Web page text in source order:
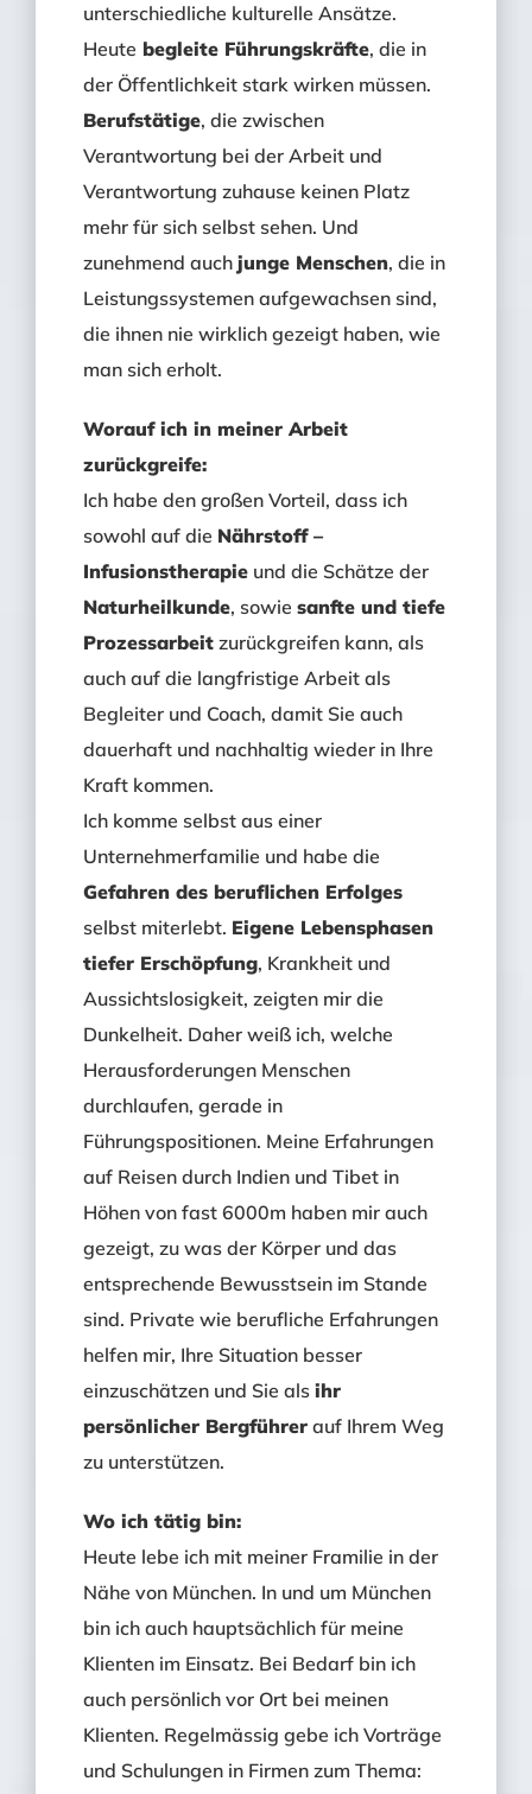
unterschiedliche kulturelle Ansätze.
Heute begleite Führungskräfte, die in
der Öffentlichkeit stark wirken müssen.
Berufstätige, die zwischen
Verantwortung bei der Arbeit und
Verantwortung zuhause keinen Platz
mehr für sich selbst sehen. Und
zunehmend auch junge Menschen, die in
Leistungssystemen aufgewachsen sind,
die ihnen nie wirklich gezeigt haben, wie
man sich erholt.
Worauf ich in meiner Arbeit
zurückgreife:
Ich habe den großen Vorteil, dass ich
sowohl auf die Nährstoff –
Infusionstherapie und die Schätze der
Naturheilkunde, sowie sanfte und tiefe
Prozessarbeit zurückgreifen kann, als
auch auf die langfristige Arbeit als
Begleiter und Coach, damit Sie auch
dauerhaft und nachhaltig wieder in Ihre
Kraft kommen.
Ich komme selbst aus einer
Unternehmerfamilie und habe die
Gefahren des beruflichen Erfolges
selbst miterlebt. Eigene Lebensphasen
tiefer Erschöpfung, Krankheit und
Aussichtslosigkeit, zeigten mir die
Dunkelheit. Daher weiß ich, welche
Herausforderungen Menschen
durchlaufen, gerade in
Führungspositionen. Meine Erfahrungen
auf Reisen durch Indien und Tibet in
Höhen von fast 6000m haben mir auch
gezeigt, zu was der Körper und das
entsprechende Bewusstsein im Stande
sind. Private wie berufliche Erfahrungen
helfen mir, Ihre Situation besser
einzuschätzen und Sie als ihr
persönlicher Bergführer auf Ihrem Weg
zu unterstützen.
Wo ich tätig bin:
Heute lebe ich mit meiner Framilie in der
Nähe von München. In und um München
bin ich auch hauptsächlich für meine
Klienten im Einsatz. Bei Bedarf bin ich
auch persönlich vor Ort bei meinen
Klienten. Regelmässig gebe ich Vorträge
und Schulungen in Firmen zum Thema: